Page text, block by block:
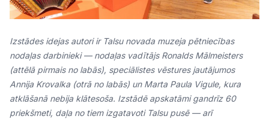
Izstādes idejas autori ir Talsu novada muzeja pētniecības
nodaļas darbinieki — nodaļas vadītājs Ronalds Mālmeisters
(attēlā pirmais no labās), speciālistes vēstures jautājumos
Annija Krovalka (otrā no labās) un Marta Paula Vigule, kura
atklāšanā nebija klātesoša. Izstādē apskatāmi gandrīz 60
priekšmeti, daļa no tiem izgatavoti Talsu pusē — arī